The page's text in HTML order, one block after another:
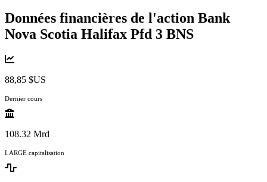
Données financières de l'action Bank
Nova Scotia Halifax Pfd 3 BNS
88,85 $US
Dernier cours
108.32 Mrd
LARGE capitalisation